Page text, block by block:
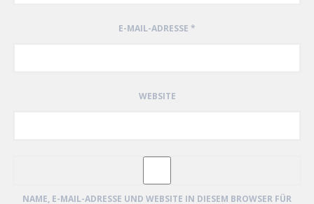
E-MAIL-ADRESSE *
WEBSITE
NAME, E-MAIL-ADRESSE UND WEBSITE IN DIESEM BROWSER FÜR